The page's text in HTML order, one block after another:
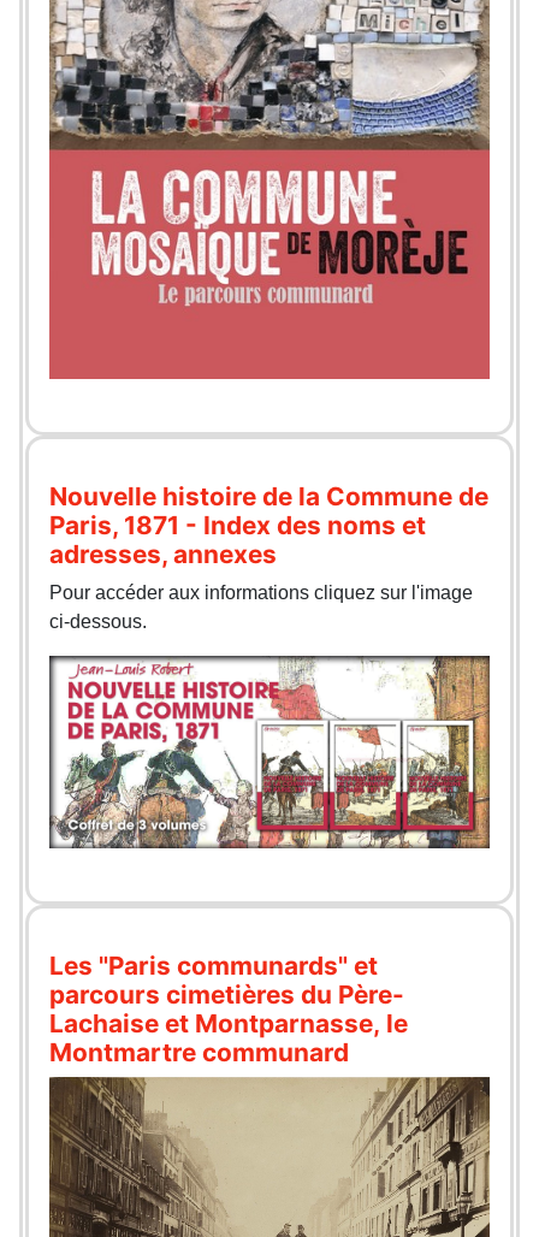
Nouvelle histoire de la Commune de
Paris, 1871 - Index des noms et
adresses, annexes
Pour accéder aux informations cliquez sur l'image
ci-dessous.
Les "Paris communards" et
parcours cimetières du Père-
Lachaise et Montparnasse, le
Montmartre communard